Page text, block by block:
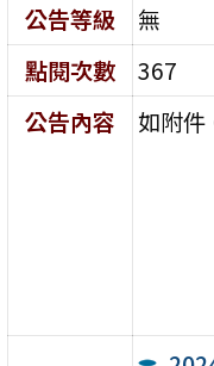
公告等級
無
點閱次數
367
公告內容
如附件